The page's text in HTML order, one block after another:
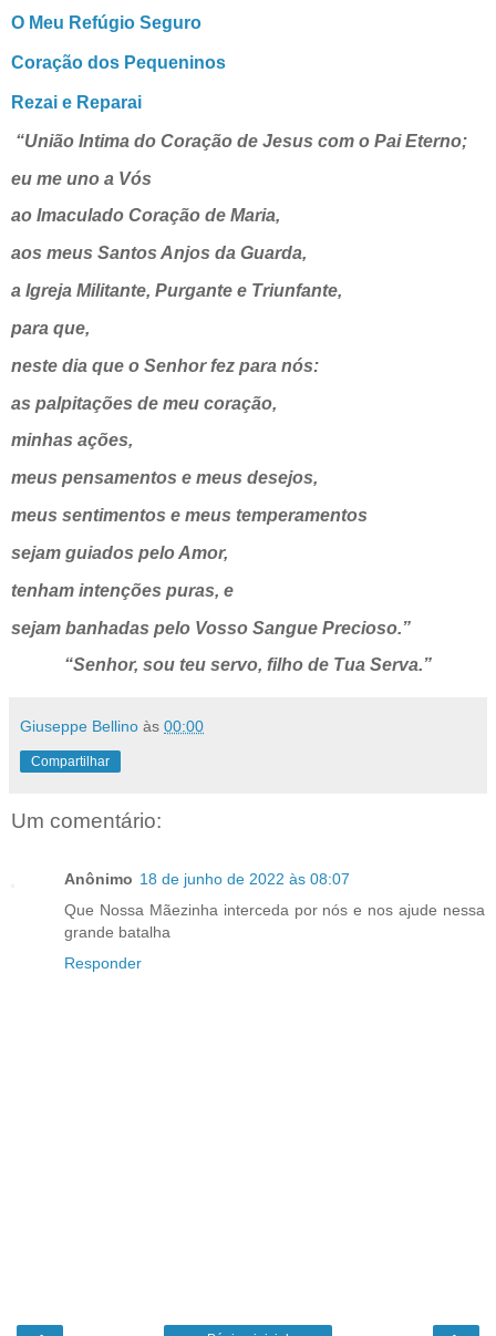
O Meu Refúgio Seguro
Coração dos Pequeninos
Rezai e Reparai
“União Intima do Coração de Jesus com o Pai Eterno;
eu me uno a Vós
ao Imaculado Coração de Maria,
aos meus Santos Anjos da Guarda,
a Igreja Militante, Purgante e Triunfante,
para que,
neste dia que o Senhor fez para nós:
as palpitações de meu coração,
minhas ações,
meus pensamentos e meus desejos,
meus sentimentos e meus temperamentos
sejam guiados pelo Amor,
tenham intenções puras, e
sejam banhadas pelo Vosso Sangue Precioso.”
“Senhor, sou teu servo, filho de Tua Serva.”
Giuseppe Bellino às 00:00
Compartilhar
Um comentário:
Anônimo 18 de junho de 2022 às 08:07
Que Nossa Mãezinha interceda por nós e nos ajude nessa
grande batalha
Responder